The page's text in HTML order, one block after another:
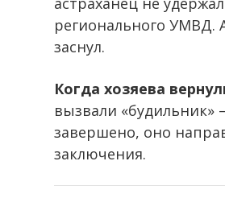
регионального УМВД.
заснул.
Когда хозяева
вызвали «будильник»
завершено, оно
заключения.